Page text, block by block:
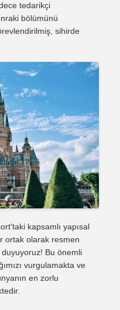
tedarikçi
bölümünü
sihirde
kapsamlı yapısal
ortak olarak resmen
Bu önemli
vurgulamakta ve
en zorlu